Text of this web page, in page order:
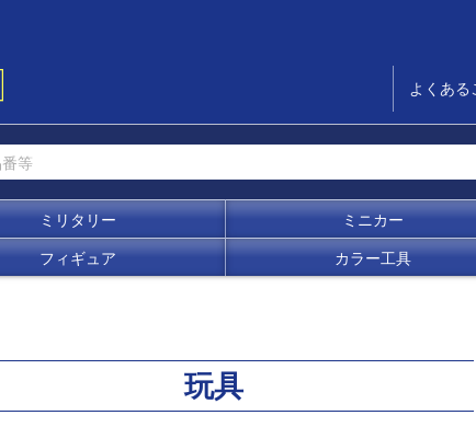
よくある
ミリタリー ミニカー
フィギュア カラー工具
玩具